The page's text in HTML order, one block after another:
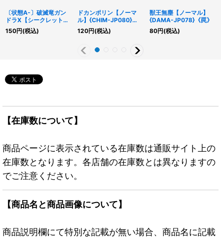
〔状態A-〕破滅竜ガン
ドラX【シークレット】
{20TH-JPC59}《モン
スター》
150円(税込)
ドカンポリン【ノーマ
ル】{CHIM-JP080}
《罠》
120円(税込)
獣王無塵【ノーマル】
{DAMA-JP078}《罠》
80円(税込)
【在庫数について】
商品ページに表示されている在庫数は通販サイト上の
在庫数となります。各店舗の在庫数とは異なりますの
でご注意ください。
【商品名と商品画像について】
商品説明欄にて特別な記載が無い場合、商品名に記載